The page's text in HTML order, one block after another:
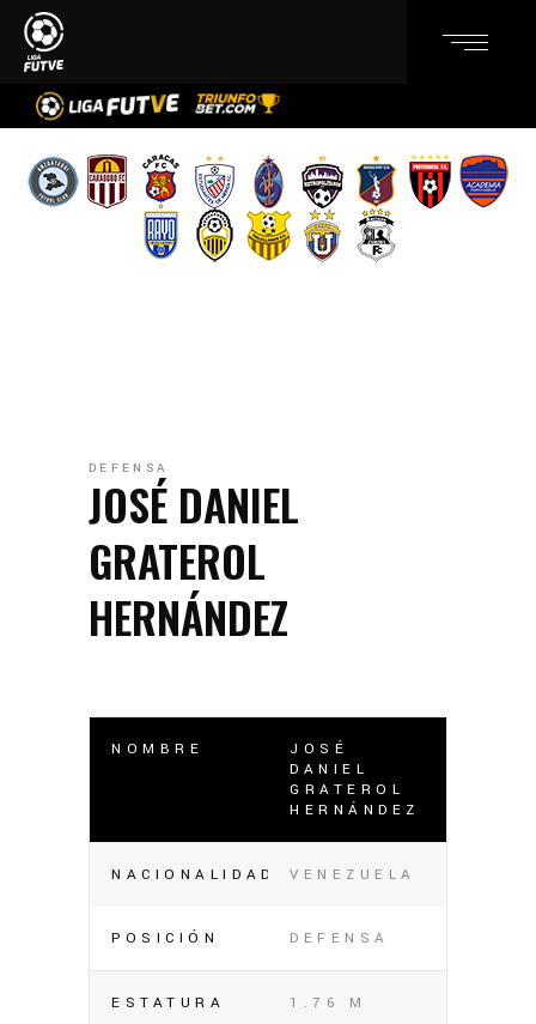
DEFENSA
JOSÉ DANIEL
GRATEROL
HERNÁNDEZ
NOMBRE
JOSÉ
DANIEL
GRATEROL
HERNÁNDEZ
NACIONALIDAD VENEZUELA
POSICIÓN DEFENSA
ESTATURA 1.76 M